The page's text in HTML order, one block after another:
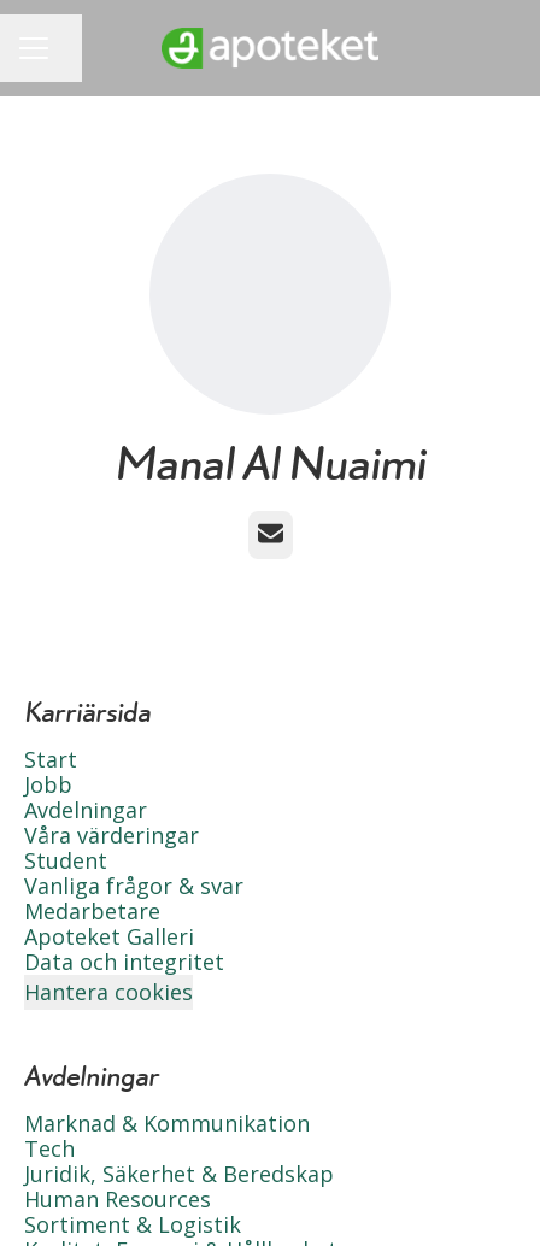
Manal Al Nuaimi
E-post
Karriärsida
Start
Jobb
Avdelningar
Våra värderingar
Student
Vanliga frågor & svar
Medarbetare
Apoteket Galleri
Data och integritet
Hantera cookies
Avdelningar
Marknad & Kommunikation
Tech
Juridik, Säkerhet & Beredskap
Human Resources
Sortiment & Logistik